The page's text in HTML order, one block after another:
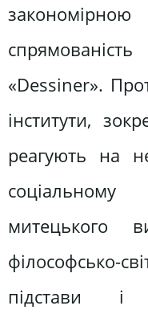
«Dessiner».
інститути,
реагують на
митецького
філософсько-
підстави і